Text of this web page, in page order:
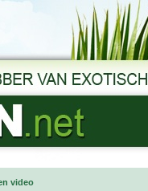
video